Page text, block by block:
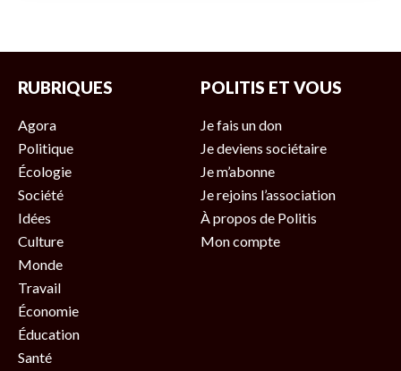
RUBRIQUES
Agora
Politique
Écologie
Société
Idées
Culture
Monde
Travail
Économie
Éducation
Santé
POLITIS ET VOUS
Je fais un don
Je deviens sociétaire
Je m’abonne
Je rejoins l’association
À propos de Politis
Mon compte